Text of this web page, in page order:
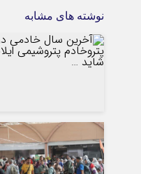
نوشته های مشابه